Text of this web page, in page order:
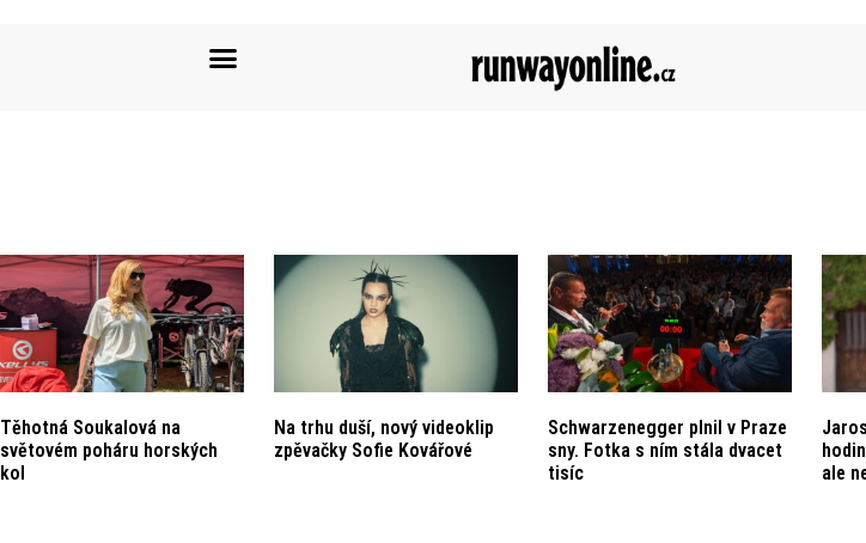
Těhotná Soukalová na
světovém poháru horských
kol
Na trhu duší, nový videoklip
zpěvačky Sofie Kovářové
Schwarzenegger plnil v Praze
sny. Fotka s ním stála dvacet
tisíc
ale